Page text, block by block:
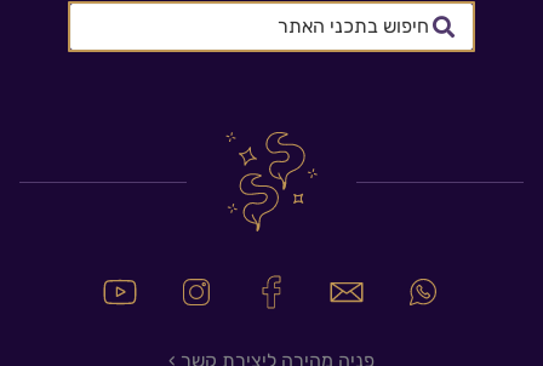
Search
...
פניה מהירה ליצירת קשר ›